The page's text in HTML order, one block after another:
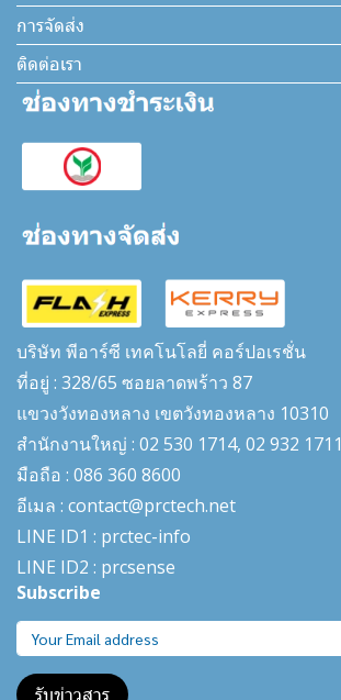
การจัดส่ง
ติดต่อเรา
บริษัท พีอาร์ซี เทคโนโลยี่ คอร์ปอเรชั่น
ที่อยู่ : 328/65 ซอยลาดพร้าว 87
แขวงวังทองหลาง เขตวังทองหลาง 10310
สำนักงานใหญ่ : 02 530 1714, 02 932 1711
มือถือ : 086 360 8600
อีเมล : contact@prctech.net
LINE ID1 : prctec-info
LINE ID2 : prcsense
Subscribe
รับข่าวสาร